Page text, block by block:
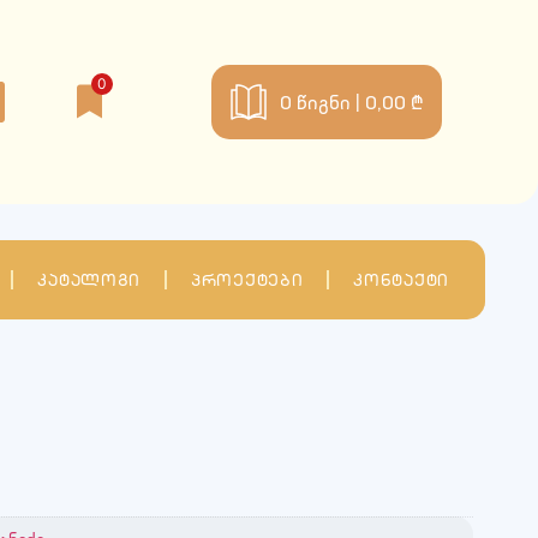
0
0 წიგნი | 0,00 ₾
კატალოგი პროექტები კონტაქტი